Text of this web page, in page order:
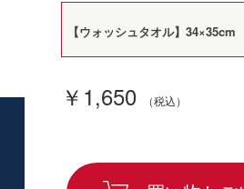
￥1,650
【ウォッシュタオル】34×35cm